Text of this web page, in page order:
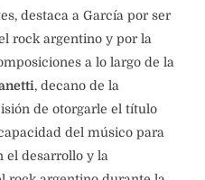
destaca a García por ser
rock argentino y por la
a lo largo de la
, decano de la
de otorgarle el título
del músico para
el desarrollo y la